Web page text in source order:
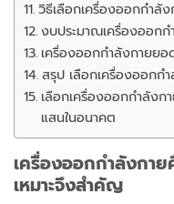
วิธีเลือกเครื่องออกกำลั
งบประมาณเครื่องออก
เครื่องออกกำลังกายย
สรุป เลือกเครื่องออกกำ
เลือกเครื่องออกกำลัง
แสนในอนาคต
เครื่องออกกำลังกาย
เหมาะจึงสำคัญ